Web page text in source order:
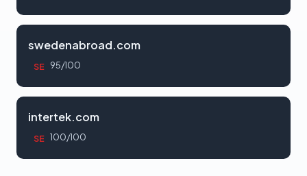
swedenabroad.com
SE 95/100
intertek.com
SE 100/100